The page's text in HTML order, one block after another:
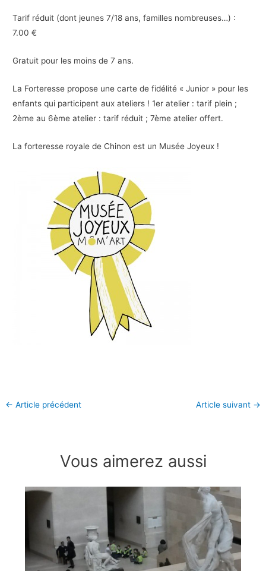
Tarif réduit (dont jeunes 7/18 ans, familles nombreuses…) :
7.00 €
Gratuit pour les moins de 7 ans.
La Forteresse propose une carte de fidélité « Junior » pour les
enfants qui participent aux ateliers ! 1er atelier : tarif plein ;
2ème au 6ème atelier : tarif réduit ; 7ème atelier offert.
La forteresse royale de Chinon est un Musée Joyeux !
← Article précédent Article suivant →
Vous aimerez aussi